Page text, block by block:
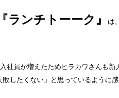
『ランチトーーク』 は
社員が増えたためヒラカワさんも
敗したくない」と思っているように